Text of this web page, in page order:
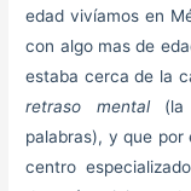
edad vivíamos en
con algo mas de
estaba cerca de la
retraso mental(la
palabras), y que por
centro